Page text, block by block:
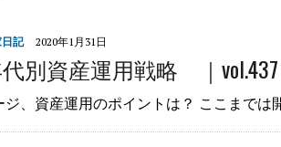
記 2020年1月31日
別資産運用戦略 ｜vol.437
ジ、資産運用のポイントは？ ここまでは